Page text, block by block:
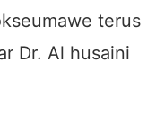
terus
Dr. Al husaini